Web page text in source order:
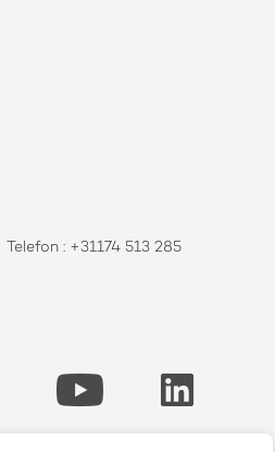
Telefon : +31174 513 285